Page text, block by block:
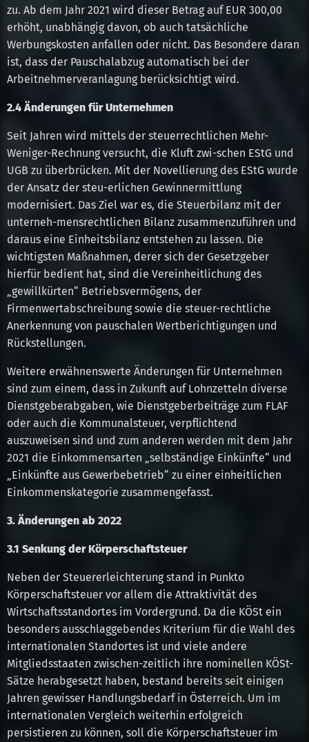
zu. Ab dem Jahr 2021 wird dieser Betrag auf EUR 300,00
erhöht, unabhängig davon, ob auch tatsächliche
Werbungskosten anfallen oder nicht. Das Besondere daran
ist, dass der Pauschalabzug automatisch bei der
Arbeitnehmerveranlagung berücksichtigt wird.
2.4 Änderungen für Unternehmen
Seit Jahren wird mittels der steuerrechtlichen Mehr-
Weniger-Rechnung versucht, die Kluft zwi-schen EStG und
UGB zu überbrücken. Mit der Novellierung des EStG wurde
der Ansatz der steu-erlichen Gewinnermittlung
modernisiert. Das Ziel war es, die Steuerbilanz mit der
unterneh-mensrechtlichen Bilanz zusammenzuführen und
daraus eine Einheitsbilanz entstehen zu lassen. Die
wichtigsten Maßnahmen, derer sich der Gesetzgeber
hierfür bedient hat, sind die Vereinheitlichung des
„gewillkürten“ Betriebsvermögens, der
Firmenwertabschreibung sowie die steuer-rechtliche
Anerkennung von pauschalen Wertberichtigungen und
Rückstellungen.
Weitere erwähnenswerte Änderungen für Unternehmen
sind zum einem, dass in Zukunft auf Lohnzetteln diverse
Dienstgeberabgaben, wie Dienstgeberbeiträge zum FLAF
oder auch die Kommunalsteuer, verpflichtend
auszuweisen sind und zum anderen werden mit dem Jahr
2021 die Einkommensarten „selbständige Einkünfte“ und
„Einkünfte aus Gewerbebetrieb“ zu einer einheitlichen
Einkommenskategorie zusammengefasst.
3. Änderungen ab 2022
3.1 Senkung der Körperschaftsteuer
Neben der Steuererleichterung stand in Punkto
Körperschaftsteuer vor allem die Attraktivität des
Wirtschaftsstandortes im Vordergrund. Da die KÖSt ein
besonders ausschlaggebendes Kriterium für die Wahl des
internationalen Standortes ist und viele andere
Mitgliedsstaaten zwischen-zeitlich ihre nominellen KÖSt-
Sätze herabgesetzt haben, bestand bereits seit einigen
Jahren gewisser Handlungsbedarf in Österreich. Um im
internationalen Vergleich weiterhin erfolgreich
persistieren zu können, soll die Körperschaftsteuer im